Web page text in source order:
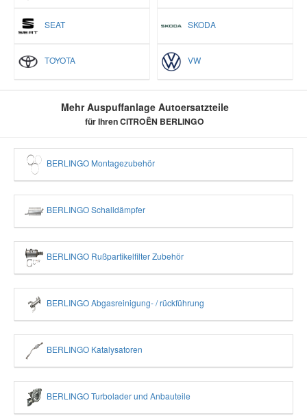
SEAT SKODA
TOYOTA VW
Mehr Auspuffanlage Autoersatzteile
für Ihren CITROËN BERLINGO
BERLINGO Montagezubehör
BERLINGO Schalldämpfer
BERLINGO Rußpartikelfilter Zubehör
BERLINGO Abgasreinigung- / rückführung
BERLINGO Katalysatoren
BERLINGO Turbolader und Anbauteile